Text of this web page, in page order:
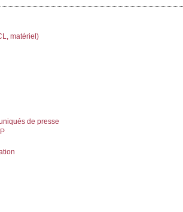
matériel)
de presse